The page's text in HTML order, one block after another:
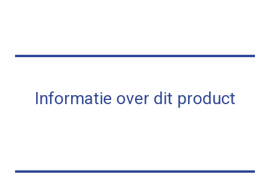
Informatie over dit product